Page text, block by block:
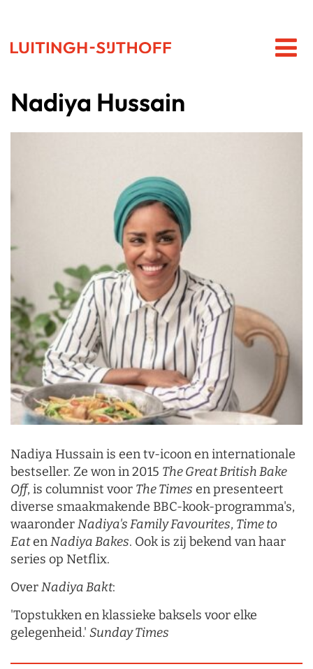
Nadiya Hussain
Nadiya Hussain is een tv-icoon en internationale
bestseller. Ze won in 2015 The Great British Bake
Off, is columnist voor The Times en presenteert
diverse smaakmakende BBC-kook-programma's,
waaronderNadiya's Family Favourites, Time to
EatenNadiya Bakes. Ook is zij bekend van haar
series op Netflix.
OverNadiya Bakt:
'Topstukken en klassieke baksels voor elke
gelegenheid.' Sunday Times